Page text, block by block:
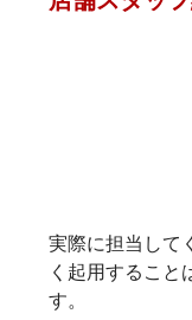
実際に担当して
く起用すること
す。